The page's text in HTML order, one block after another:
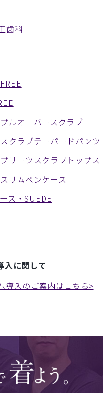
歯科
ルオーバースクラブ
クラブテーパードパンツ
リーツスクラブトップス
リムペンケース
ス・SUEDE
入に関して
導入のご案内はこちら>